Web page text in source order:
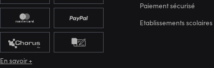
Paiement sécurisé
Etablissements scolaires
En savoir +